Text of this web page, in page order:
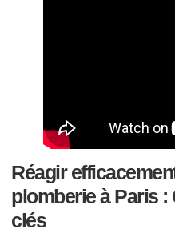
Réagir
plomberie à Paris :
clés